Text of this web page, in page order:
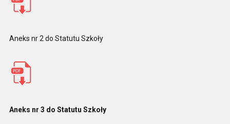
Aneks nr 2 do Statutu Szkoły
Aneks nr 3 do Statutu Szkoły